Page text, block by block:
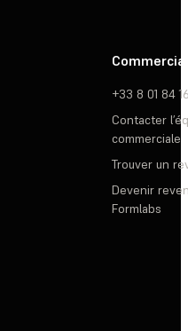
Commercial
+33 8 01 84
Contacter
commerciale
Trouver un
Devenir
Formlabs